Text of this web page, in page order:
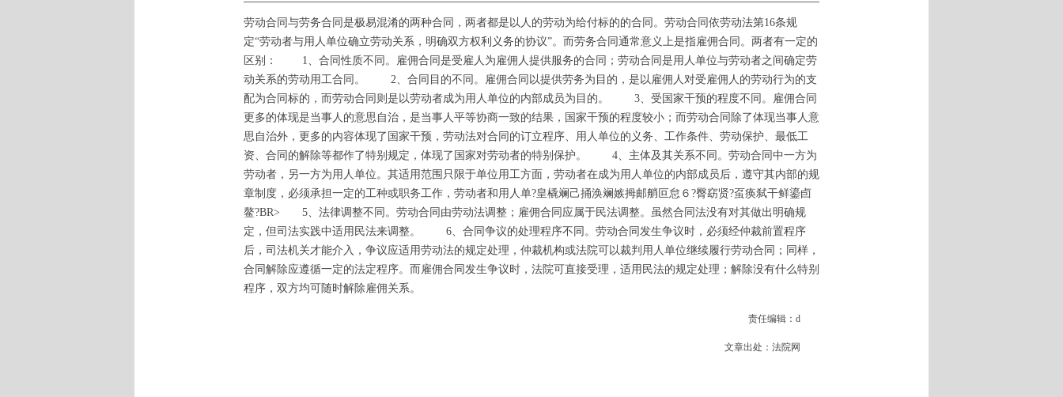
劳动合同与劳务合同是极易混淆的两种合同，两者都是以人的劳动为给付标的的合同。劳动合同依劳动法第16条规
定“劳动者与用人单位确立劳动关系，明确双方权利义务的协议”。而劳务合同通常意义上是指雇佣合同。两者有一定的
区别： 1、合同性质不同。雇佣合同是受雇人为雇佣人提供服务的合同；劳动合同是用人单位与劳动者之间确定劳
动关系的劳动用工合同。 2、合同目的不同。雇佣合同以提供劳务为目的，是以雇佣人对受雇佣人的劳动行为的支
配为合同标的，而劳动合同则是以劳动者成为用人单位的内部成员为目的。 3、受国家干预的程度不同。雇佣合同
更多的体现是当事人的意思自治，是当事人平等协商一致的结果，国家干预的程度较小；而劳动合同除了体现当事人意
思自治外，更多的内容体现了国家干预，劳动法对合同的订立程序、用人单位的义务、工作条件、劳动保护、最低工
资、合同的解除等都作了特别规定，体现了国家对劳动者的特别保护。 4、主体及其关系不同。劳动合同中一方为
劳动者，另一方为用人单位。其适用范围只限于单位用工方面，劳动者在成为用人单位的内部成员后，遵守其内部的规
章制度，必须承担一定的工种或职务工作，劳动者和用人单?皇橇斓己捅涣斓嫉拇邮艄叵怠６?臀窈贤?虿痪弑干鲜鎏卣
鳌?BR> 5、法律调整不同。劳动合同由劳动法调整；雇佣合同应属于民法调整。虽然合同法没有对其做出明确规
定，但司法实践中适用民法来调整。 6、合同争议的处理程序不同。劳动合同发生争议时，必须经仲裁前置程序
后，司法机关才能介入，争议应适用劳动法的规定处理，仲裁机构或法院可以裁判用人单位继续履行劳动合同；同样，
合同解除应遵循一定的法定程序。而雇佣合同发生争议时，法院可直接受理，适用民法的规定处理；解除没有什么特别
程序，双方均可随时解除雇佣关系。
责任编辑：d
文章出处：法院网